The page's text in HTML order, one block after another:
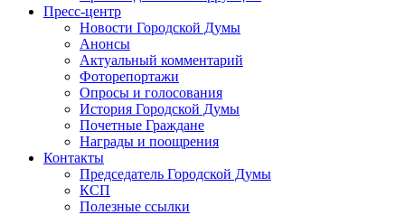
Пресс-центр
Новости Городской Думы
Анонсы
Актуальный комментарий
Фоторепортажи
Опросы и голосования
История Городской Думы
Почетные Граждане
Награды и поощрения
Контакты
Председатель Городской Думы
КСП
Полезные ссылки